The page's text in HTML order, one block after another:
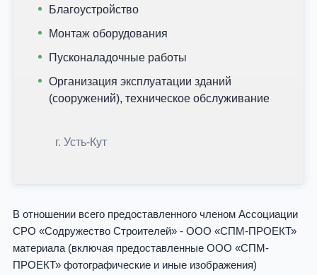
Благоустройство
Монтаж оборудования
Пусконаладочные работы
Организация эксплуатации зданий
(сооружений), техническое обслуживание
г. Усть-Кут
В отношении всего предоставленного членом Ассоциации
СРО «Содружество Строителей» - ООО «СПМ-ПРОЕКТ»
материала (включая предоставленные ООО «СПМ-
ПРОЕКТ» фотографические и иные изображения)